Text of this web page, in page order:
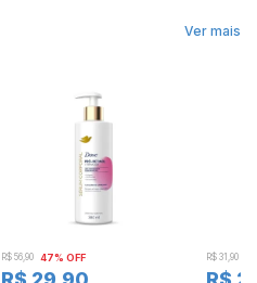
Ver mais
R$ 56,90 47% OFF R$ 31,90